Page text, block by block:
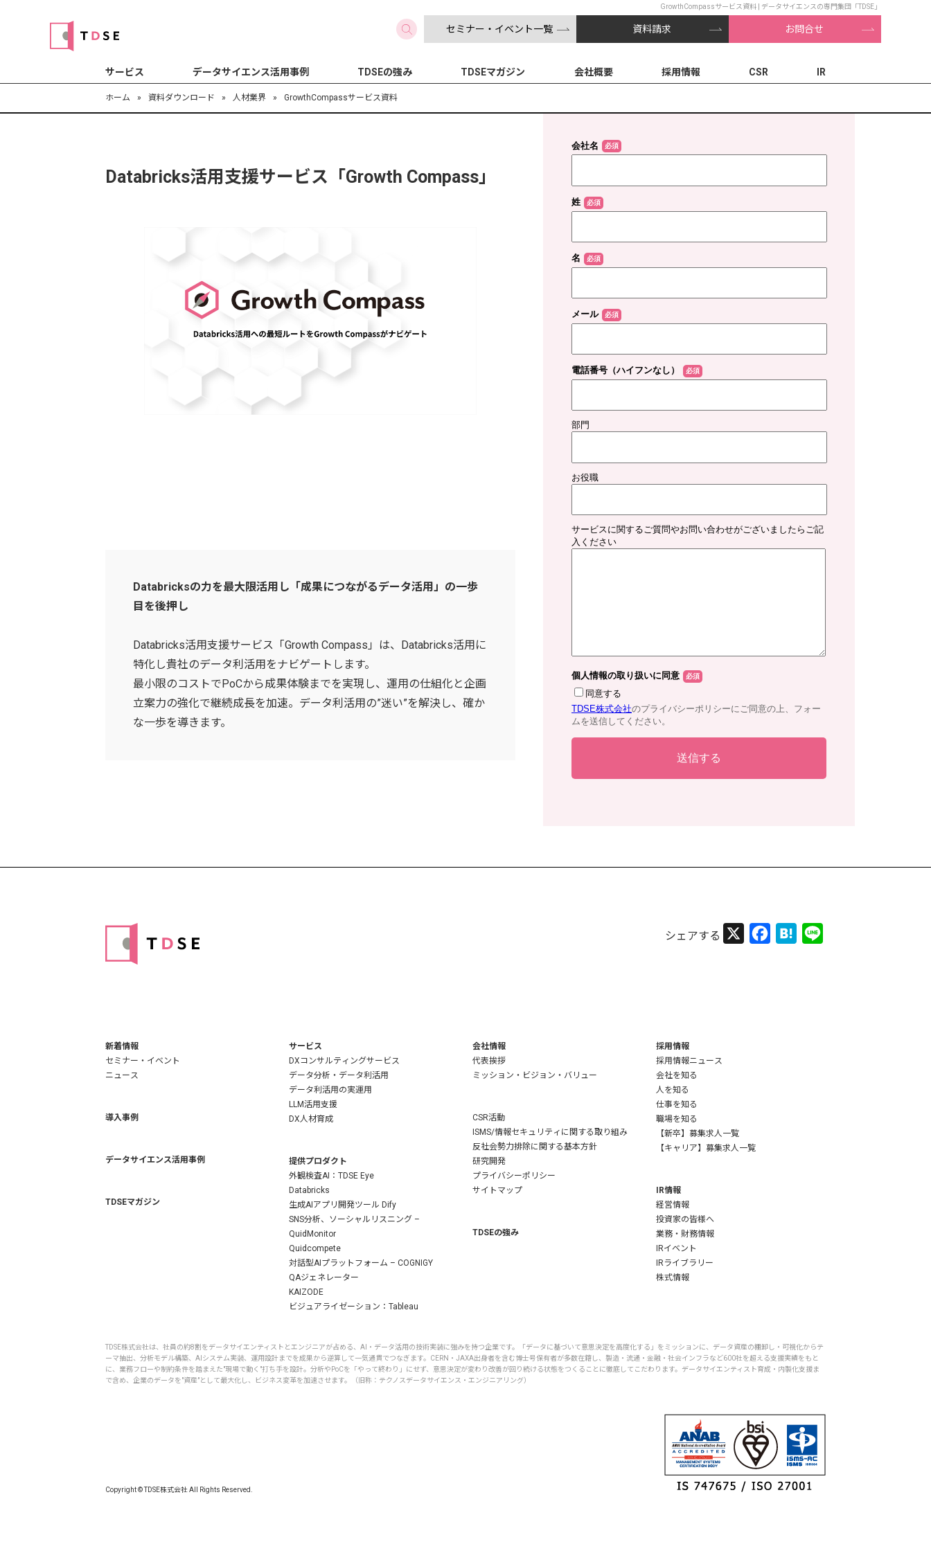
GrowthCompassサービス資料 | データサイエンスの専門集団「TDSE」
セミナー・イベント一覧 資料請求 お問合せ
サービス データサイエンス活用事例 TDSEの強み TDSEマガジン 会社概要 採用情報 CSR IR
ホーム » 資料ダウンロード » 人材業界 » GrowthCompassサービス資料
Databricksの力を最大限活用し「成果につながるデータ活用」の一歩
目を後押し
Databricks活用支援サービス「Growth Compass」は、Databricks活用に
特化し貴社のデータ利活用をナビゲートします。
最小限のコストでPoCから成果体験までを実現し、運用の仕組化と企画
立案力の強化で継続成長を加速。データ利活用の”迷い”を解決し、確か
な一歩を導きます。
Databricks活用支援サービス「Growth Compass」
Facebook
Hatena
新着情報
セミナー・イベント
ニュース
導入事例
データサイエンス活用事例
TDSEマガジン
サービス
DXコンサルティングサービス
データ分析・データ利活用
データ利活用の実運用
LLM活用支援
DX人材育成
提供プロダクト
外観検査AI：TDSE Eye
Databricks
生成AIアプリ開発ツール Dify
SNS分析、ソーシャルリスニング –
QuidMonitor
Quidcompete
対話型AIプラットフォーム – COGNIGY
QAジェネレーター
KAIZODE
ビジュアライゼーション：Tableau
会社情報
代表挨拶
ミッション・ビジョン・バリュー
CSR活動
ISMS/情報セキュリティに関する取り組み
反社会勢力排除に関する基本方針
研究開発
プライバシーポリシー
サイトマップ
TDSEの強み
採用情報
採用情報ニュース
会社を知る
人を知る
仕事を知る
職場を知る
【新卒】募集求人一覧
【キャリア】募集求人一覧
IR情報
経営情報
投資家の皆様へ
業務・財務情報
IRイベント
IRライブラリー
株式情報
TDSE株式会社は、社員の約8割をデータサイエンティストとエンジニアが占める、AI・データ活用の技術実装に強みを持つ企業です。「データに基づいて意思決定を高度化する」をミッションに、データ資産の棚卸し・可視化からテ
ーマ抽出、分析モデル構築、AIシステム実装、運用設計までを成果から逆算して一気通貫でつなぎます。CERN・JAXA出身者を含む博士号保有者が多数在籍し、製造・流通・金融・社会インフラなど600社を超える支援実績をもと
に、業務フローや制約条件を踏まえた"現場で動く"打ち手を設計。分析やPoCを「やって終わり」にせず、意思決定が変わり改善が回り続ける状態をつくることに徹底してこだわります。データサイエンティスト育成・内製化支援ま
で含め、企業のデータを"資産"として最大化し、ビジネス変革を加速させます。（旧称：テクノスデータサイエンス・エンジニアリング）
Copyright © TDSE株式会社 All Rights Reserved.